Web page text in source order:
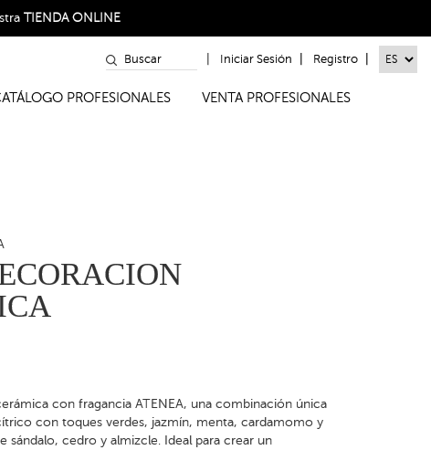
TIENDA ONLINE
Iniciar Sesión Registro
CATÁLOGO PROFESIONALES VENTA PROFESIONALES
con fragancia ATENEA, una combinación única
con toques verdes, jazmín, menta, cardamomo y
sándalo, cedro y almizcle. Ideal para crear un